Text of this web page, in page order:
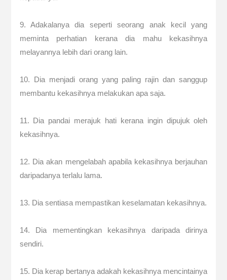
9. Adakalanya dia seperti seorang anak kecil yang
meminta perhatian kerana dia mahu kekasihnya
melayannya lebih dari orang lain.
10. Dia menjadi orang yang paling rajin dan sanggup
membantu kekasihnya melakukan apa saja.
11. Dia pandai merajuk hati kerana ingin dipujuk oleh
kekasihnya.
12. Dia akan mengelabah apabila kekasihnya berjauhan
daripadanya terlalu lama.
13. Dia sentiasa mempastikan keselamatan kekasihnya.
14. Dia mementingkan kekasihnya daripada dirinya
sendiri.
15. Dia kerap bertanya adakah kekasihnya mencintainya